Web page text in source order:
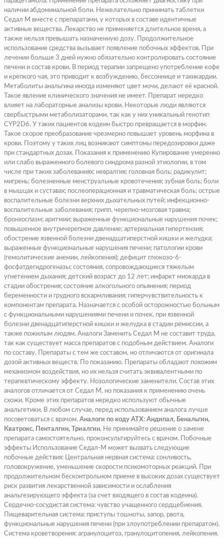
наличии абдоминальной боли. Нежелательно принимать таблетки
Седал М вместе с препаратами, у которых в составе идентичные
активные вещества. Лекарство не применяется длительное время, а
также нельзя превышать назначенную дозу. Продолжительное
использование средства вызывает появление побочных эффектов. При
лечении больше 3 дней нужно обязательно контролировать состояние
печени и состав крови. В период терапии запрещено употребление кофе
и крепкого чая, это приводит к возбуждению, бессоннице и тахикардии.
Метаболиты анальгина иногда изменяют цвет мочи, делают её красной.
Такое явление клинического значения не имеет. Препарат нередко
влияет на лабораторные анализы крови. Некоторые люди являются
свербыстрыми метаболизаторами, так как у них уникальный генотип
CYP2D6. У таких пациентов кодеин быстро превращается в морфин.
Такое скорое преобразование чрезмерно повышает уровень морфина в
крови. Поэтому у таких лиц возникают симптомы передозировки даже
при стандартных дозах. Показания к применению Купирование умеренно
или слабо выраженного болевого синдрома разной этиологии, в том
числе при таких заболеваниях: невралгия; головная боль; радикулит;
мигрень; болезненные менструальные кровотечения; зубная боль; боли
в мышцах и суставах; послеоперационная и травматическая боль; острые
воспалительные болезни верхних дыхательных путей; инфекционно-
воспалительные заболевания; грипп. черепно-мозговая травма;
бронхоспазм; аритмии; выраженные функциональные нарушения почек;
повышенное внутричерепное давление; артериальная гипертензия;
обострение язвенной болезни двенадцатиперстной кишки и желудка;
выраженные функциональные нарушения печени; патологии крови
(гемолитические анемии, лейкопения); дефицит глюкозо-6-
фосфатдегидрогеназы; состояния, сопровождающиеся тяжелым
угнетением дыхания; детский возраст до 12 лет; инфаркт миокарда в
стадии обострения; состояние алкогольного опьянения; период
беременности и грудного вскармливания; гиперчувствительность к
компонентам препарата. Назначается с особой осторожностью больным
с функциональными нарушениями печени и почек, при язвенной
болезни двенадцатиперстной кишки и желудка в стадии ремиссии, а
также пожилым людям. Аналоги Заменить Седал М не составит труда,
так как существует масса препаратов с подобным действием. Аналоги
по составу. Препараты с тем же составом, но отличаются от оригинала
дозой активных веществ.
По показанию. Препараты обладают похожим
механизмом воздействия, но их нельзя считать эквивалентными по
терапевтическому эффекту. Нозологические заменители. Состав этих
аналогов отличается от Седал М, но показания к применению очень
схожи. Кроме этих препаратов нередко используют обычные
анальгетики. В любом случае, перед использованием аналога лучше
посоветоваться с врачом. Аналоги по коду АТХ: Андипал, Бенальгин,
Кватрокс, Пенталгин, Триалгин. Не принимайте решение о замене
препарата самостоятельно, проконсультируйтесь с врачом. Побочные
эффекты Использование Седал-М может вызвать следующие
побочные действия: Центральная нервная система: сонливость,
головокружение, уменьшение скорости психомоторных реакций. При
продолжительном бесконтрольном приеме в высоких дозах существует
риск развития лекарственной зависимости и ослабления
анальгезирующего эффекта (за счет входящего в состав кодеина).
Сердечно-сосудистая система: чувство учащенного сердцебиения.
Пищеварительная система: приступы тошноты, запор, рвота,
функциональные нарушения печени (при злоупотреблении препаратом).
Система кроветворения: агранулоцитоз, гранулоцитопения, лейкопения.